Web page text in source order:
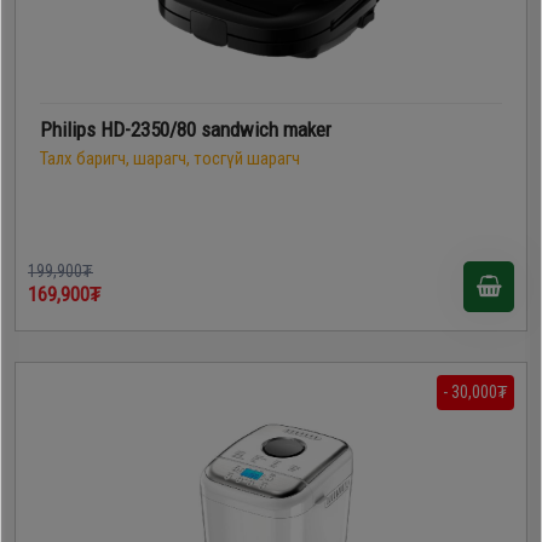
Philips HD-2350/80 sandwich maker
Талх баригч, шарагч, тосгүй шарагч
199,900₮
169,900₮
- 30,000₮